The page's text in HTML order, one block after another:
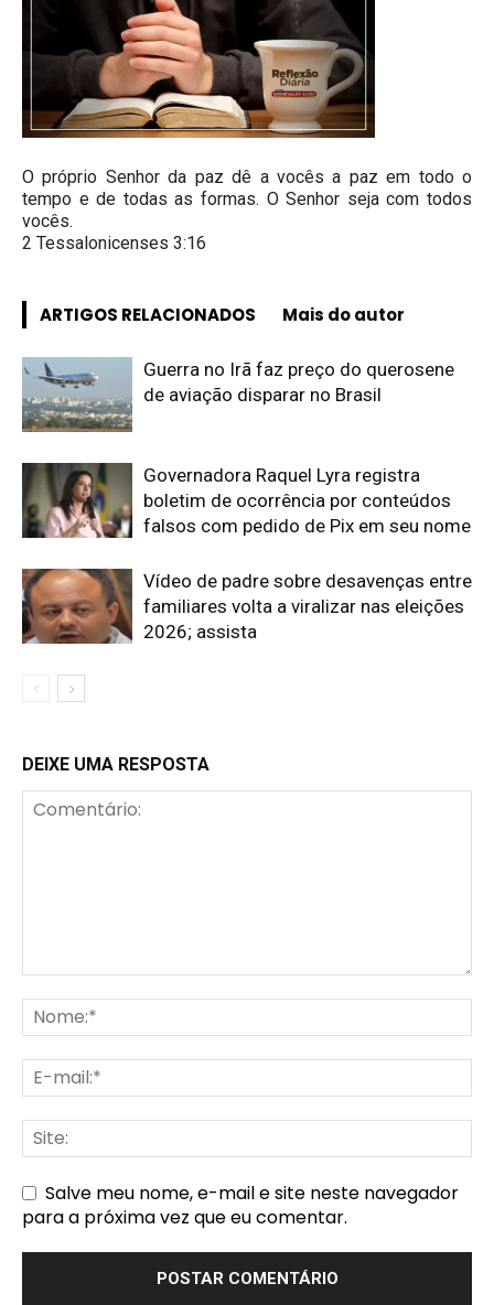
O próprio Senhor da paz dê a vocês a paz em todo o
tempo e de todas as formas. O Senhor seja com todos
vocês.
2 Tessalonicenses 3:16
ARTIGOS RELACIONADOS Mais do autor
Guerra no Irã faz preço do querosene
de aviação disparar no Brasil
Governadora Raquel Lyra registra
boletim de ocorrência por conteúdos
falsos com pedido de Pix em seu nome
Vídeo de padre sobre desavenças entre
familiares volta a viralizar nas eleições
2026; assista
DEIXE UMA RESPOSTA
Salve meu nome, e-mail e site neste navegador
para a próxima vez que eu comentar.